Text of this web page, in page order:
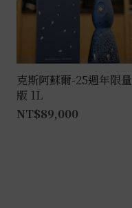
克斯阿蘇爾-25週年限量
版 1L
NT$89,000